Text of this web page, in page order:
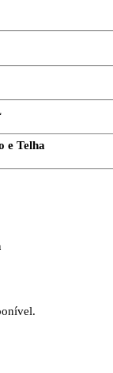
e Telha